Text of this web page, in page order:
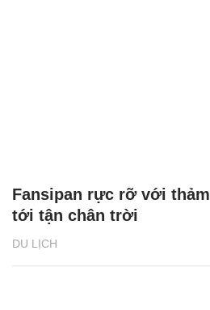
DU LỊCH
Fansipan rực rỡ với
tới tận chân trời